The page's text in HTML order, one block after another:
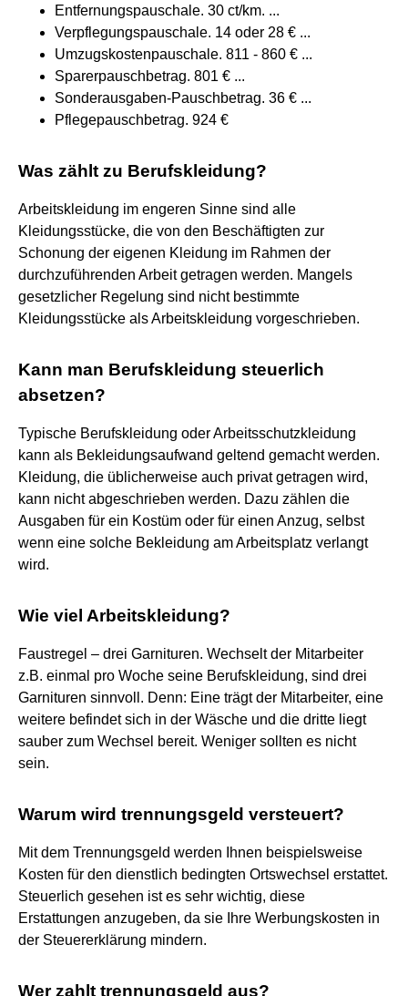
Entfernungspauschale. 30 ct/km. ...
Verpflegungspauschale. 14 oder 28 € ...
Umzugskostenpauschale. 811 - 860 € ...
Sparerpauschbetrag. 801 € ...
Sonderausgaben-Pauschbetrag. 36 € ...
Pflegepauschbetrag. 924 €
Was zählt zu Berufskleidung?
Arbeitskleidung im engeren Sinne sind alle
Kleidungsstücke, die von den Beschäftigten zur
Schonung der eigenen Kleidung im Rahmen der
durchzuführenden Arbeit getragen werden. Mangels
gesetzlicher Regelung sind nicht bestimmte
Kleidungsstücke als Arbeitskleidung vorgeschrieben.
Kann man Berufskleidung steuerlich
absetzen?
Typische Berufskleidung oder Arbeitsschutzkleidung
kann als Bekleidungsaufwand geltend gemacht werden.
Kleidung, die üblicherweise auch privat getragen wird,
kann nicht abgeschrieben werden. Dazu zählen die
Ausgaben für ein Kostüm oder für einen Anzug, selbst
wenn eine solche Bekleidung am Arbeitsplatz verlangt
wird.
Wie viel Arbeitskleidung?
Faustregel – drei Garnituren. Wechselt der Mitarbeiter
z.B. einmal pro Woche seine Berufskleidung, sind drei
Garnituren sinnvoll. Denn: Eine trägt der Mitarbeiter, eine
weitere befindet sich in der Wäsche und die dritte liegt
sauber zum Wechsel bereit. Weniger sollten es nicht
sein.
Warum wird trennungsgeld versteuert?
Mit dem Trennungsgeld werden Ihnen beispielsweise
Kosten für den dienstlich bedingten Ortswechsel erstattet.
Steuerlich gesehen ist es sehr wichtig, diese
Erstattungen anzugeben, da sie Ihre Werbungskosten in
der Steuererklärung mindern.
Wer zahlt trennungsgeld aus?